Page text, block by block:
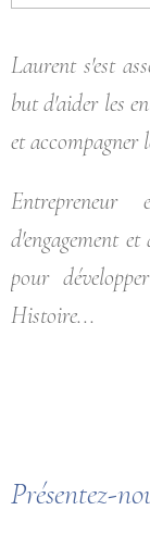
Laurent s'est
but d'aider les
et accompagner
Entrepreneur
d'engagement
pour
Histoire...
Présentez-